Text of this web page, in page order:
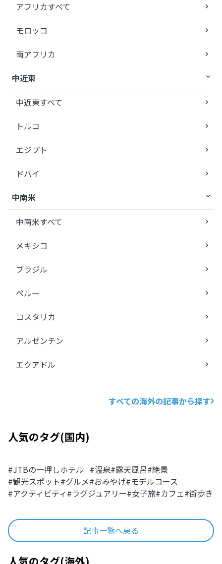
アフリカすべて
モロッコ
南アフリカ
中近東
中近東すべて
トルコ
エジプト
ドバイ
中南米
中南米すべて
メキシコ
ブラジル
ペルー
コスタリカ
アルゼンチン
エクアドル
すべての海外の記事から探す
人気のタグ(国内)
#JTBの一押しホテル #温泉#露天風呂#絶景
#観光スポット#グルメ#おみやげ#モデルコース
#アクティビティ#ラグジュアリー#女子旅#カフェ#街歩き
記事一覧へ戻る
人気のタグ(海外)